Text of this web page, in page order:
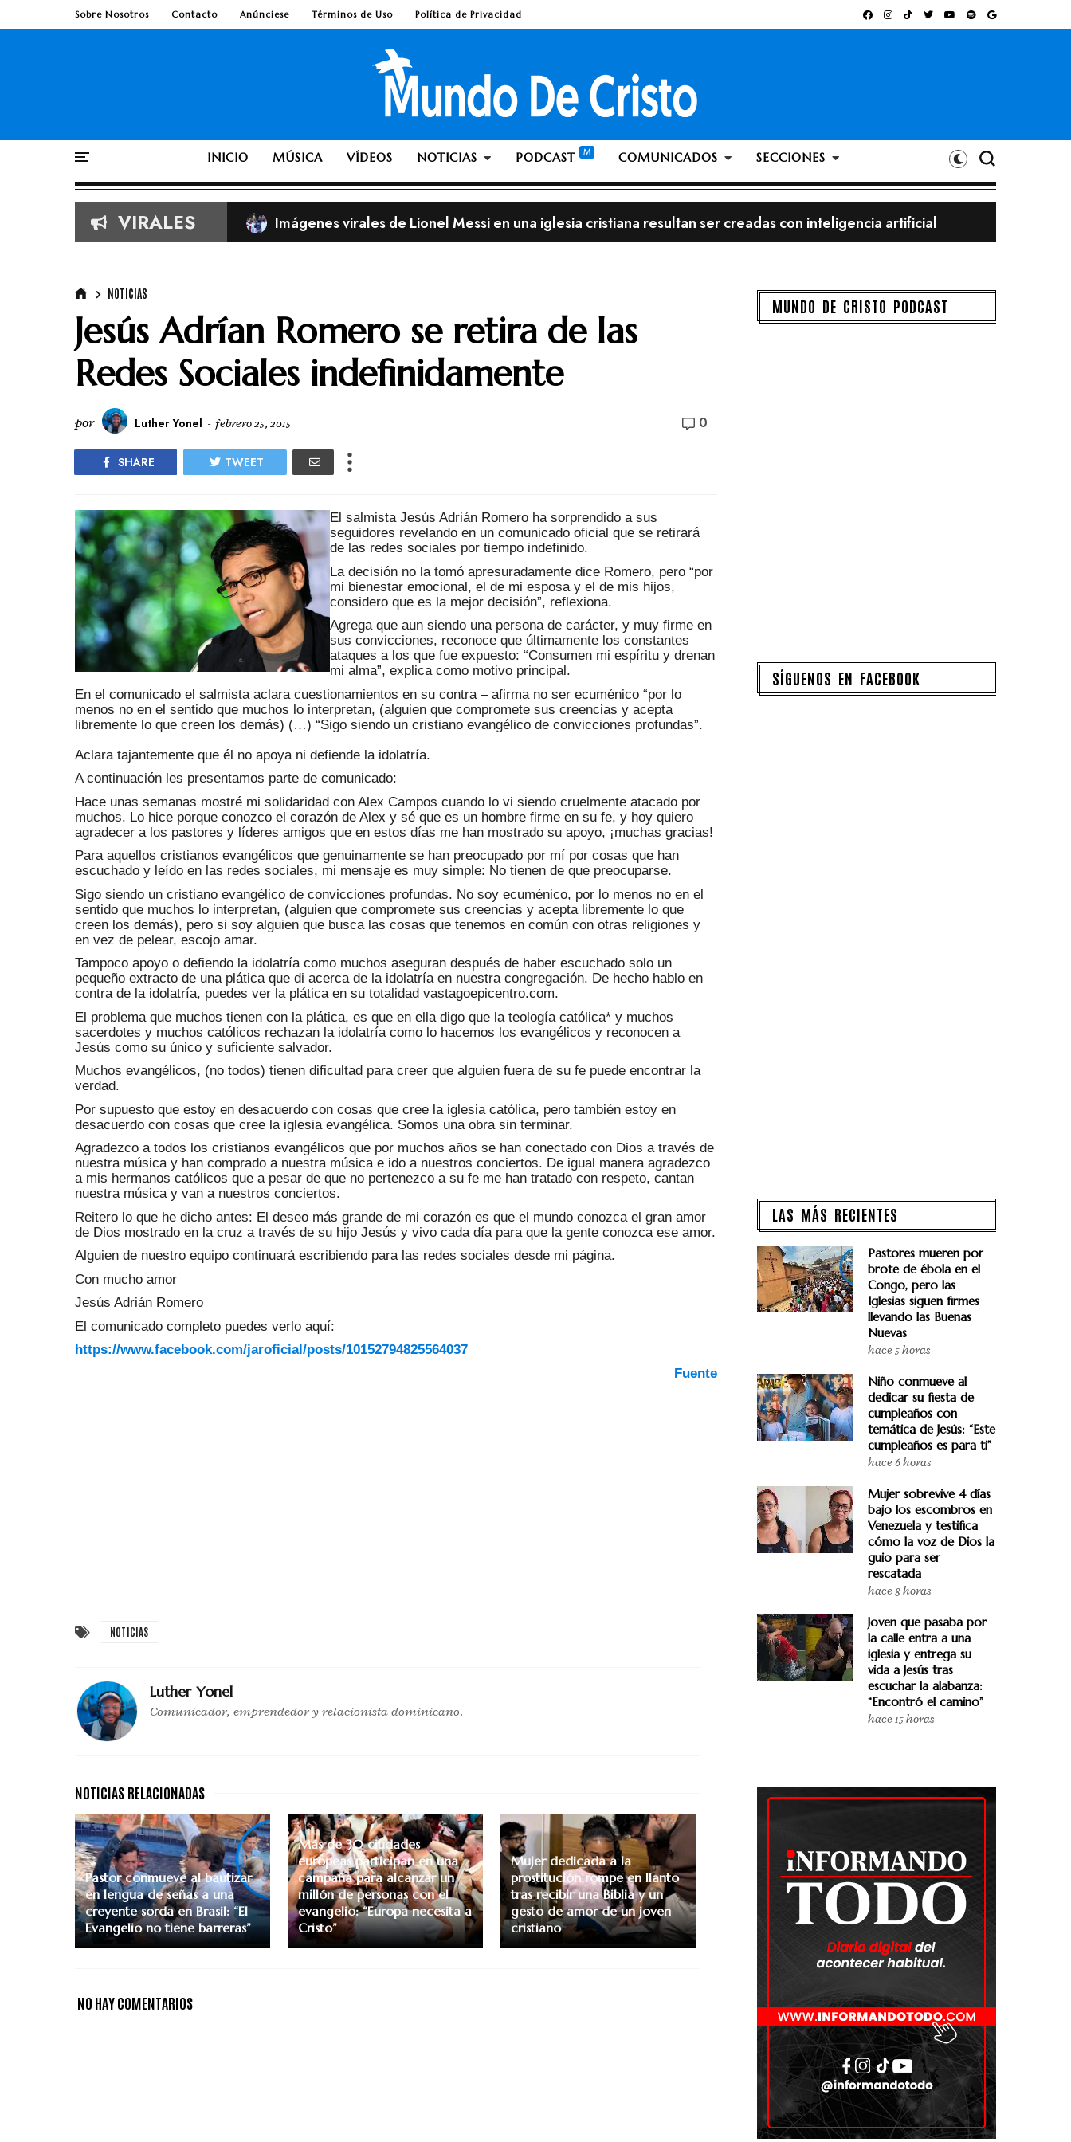
Sobre Nosotros Contacto Anúnciese Términos de Uso Política de Privacidad
INICIO MÚSICA VÍDEOS NOTICIAS PODCAST COMUNICADOS SECCIONES
VIRALES Imágenes virales de Lionel Messi en una iglesia cristiana resultan ser creadas con inteligencia artificial
Según la Biblia; ¿Es pecado ante Dios dejarse crecer la barba o el bigote?
TobyMac de estreno, con el álbum «This is Not a Test»
NOTICIAS
Jesús Adrían Romero se retira de las
Redes Sociales indefinidamente
por Luther Yonel - febrero 25, 2015 0
SHARE TWEET
El salmista Jesús Adrián Romero ha sorprendido a sus
seguidores revelando en un comunicado oficial que se retirará
de las redes sociales por tiempo indefinido.
La decisión no la tomó apresuradamente dice Romero, pero “por
mi bienestar emocional, el de mi esposa y el de mis hijos,
considero que es la mejor decisión”, reflexiona.
Agrega que aun siendo una persona de carácter, y muy firme en
sus convicciones, reconoce que últimamente los constantes
ataques a los que fue expuesto: “Consumen mi espíritu y drenan
mi alma”, explica como motivo principal.
En el comunicado el salmista aclara cuestionamientos en su contra – afirma no ser ecuménico “por lo
menos no en el sentido que muchos lo interpretan, (alguien que compromete sus creencias y acepta
libremente lo que creen los demás) (…) “Sigo siendo un cristiano evangélico de convicciones profundas”.
Aclara tajantemente que él no apoya ni defiende la idolatría.
A continuación les presentamos parte de comunicado:
Hace unas semanas mostré mi solidaridad con Alex Campos cuando lo vi siendo cruelmente atacado por
muchos. Lo hice porque conozco el corazón de Alex y sé que es un hombre firme en su fe, y hoy quiero
agradecer a los pastores y líderes amigos que en estos días me han mostrado su apoyo, ¡muchas gracias!
Para aquellos cristianos evangélicos que genuinamente se han preocupado por mí por cosas que han
escuchado y leído en las redes sociales, mi mensaje es muy simple: No tienen de que preocuparse.
Sigo siendo un cristiano evangélico de convicciones profundas. No soy ecuménico, por lo menos no en el
sentido que muchos lo interpretan, (alguien que compromete sus creencias y acepta libremente lo que
creen los demás), pero si soy alguien que busca las cosas que tenemos en común con otras religiones y
en vez de pelear, escojo amar.
Tampoco apoyo o defiendo la idolatría como muchos aseguran después de haber escuchado solo un
pequeño extracto de una plática que di acerca de la idolatría en nuestra congregación. De hecho hablo en
contra de la idolatría, puedes ver la plática en su totalidad vastagoepicentro.com.
El problema que muchos tienen con la plática, es que en ella digo que la teología católica* y muchos
sacerdotes y muchos católicos rechazan la idolatría como lo hacemos los evangélicos y reconocen a
Jesús como su único y suficiente salvador.
Muchos evangélicos, (no todos) tienen dificultad para creer que alguien fuera de su fe puede encontrar la
verdad.
Por supuesto que estoy en desacuerdo con cosas que cree la iglesia católica, pero también estoy en
desacuerdo con cosas que cree la iglesia evangélica. Somos una obra sin terminar.
Agradezco a todos los cristianos evangélicos que por muchos años se han conectado con Dios a través de
nuestra música y han comprado a nuestra música e ido a nuestros conciertos. De igual manera agradezco
a mis hermanos católicos que a pesar de que no pertenezco a su fe me han tratado con respeto, cantan
nuestra música y van a nuestros conciertos.
Reitero lo que he dicho antes: El deseo más grande de mi corazón es que el mundo conozca el gran amor
de Dios mostrado en la cruz a través de su hijo Jesús y vivo cada día para que la gente conozca ese amor.
Alguien de nuestro equipo continuará escribiendo para las redes sociales desde mi página.
Con mucho amor
Jesús Adrián Romero
El comunicado completo puedes verlo aquí:
https://www.facebook.com/jaroficial/posts/10152794825564037
Fuente
NOTICIAS
Luther Yonel
Comunicador, emprendedor y relacionista dominicano.
Pastor conmueve al bautizar
en lengua de señas a una
creyente sorda en Brasil: “El
Evangelio no tiene barreras”
Más de 30 ciudades
europeas participan en una
campaña para alcanzar un
millón de personas con el
evangelio: “Europa necesita a
Cristo”
Mujer dedicada a la
prostitución rompe en llanto
tras recibir una Biblia y un
gesto de amor de un joven
cristiano
NO HAY COMENTARIOS
MUNDO DE CRISTO PODCAST
SÍGUENOS EN FACEBOOK
LAS MÁS RECIENTES
Pastores mueren por
brote de ébola en el
Congo, pero las
Iglesias siguen firmes
llevando las Buenas
Nuevas
hace 5 horas
Niño conmueve al
dedicar su fiesta de
cumpleaños con
temática de Jesús: “Este
cumpleaños es para ti”
hace 6 horas
Mujer sobrevive 4 días
bajo los escombros en
Venezuela y testifica
cómo la voz de Dios la
guio para ser
rescatada
hace 8 horas
Joven que pasaba por
la calle entra a una
iglesia y entrega su
vida a Jesús tras
escuchar la alabanza:
“Encontró el camino”
hace 15 horas